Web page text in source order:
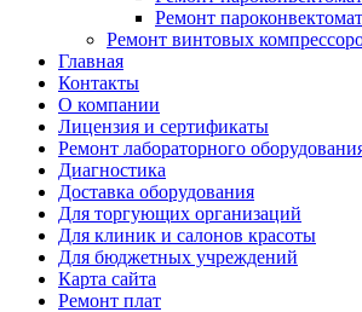
Ремонт
Ремонт винтовых
Главная
Контакты
О компании
Лицензия и сертификаты
Ремонт лабораторного
Диагностика
Доставка оборудования
Для торгующих организаций
Для клиник и салонов красоты
Для бюджетных учреждений
Карта сайта
Ремонт плат